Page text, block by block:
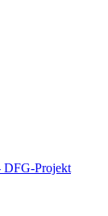
DFG-Projekt